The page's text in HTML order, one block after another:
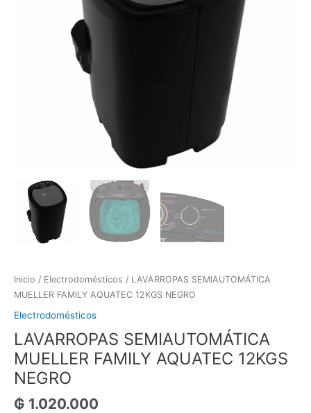
Inicio / Electrodomésticos / LAVARROPAS SEMIAUTOMÁTICA
MUELLER FAMILY AQUATEC 12KGS NEGRO
Electrodomésticos
LAVARROPAS SEMIAUTOMÁTICA
MUELLER FAMILY AQUATEC 12KGS
NEGRO
₲ 1.020.000